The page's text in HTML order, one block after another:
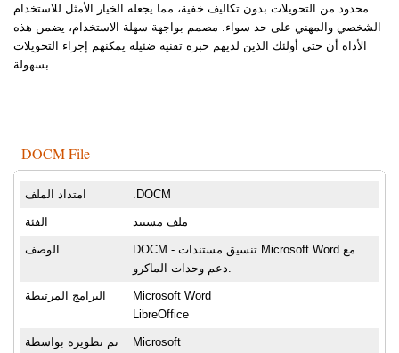
محدود من التحويلات بدون تكاليف خفية، مما يجعله الخيار الأمثل للاستخدام
الشخصي والمهني على حد سواء. مصمم بواجهة سهلة الاستخدام، يضمن هذه
الأداة أن حتى أولئك الذين لديهم خبرة تقنية ضئيلة يمكنهم إجراء التحويلات
بسهولة.
DOCM File
امتداد الملف .DOCM
الفئة ملف مستند
الوصف
DOCM - تنسيق مستندات Microsoft Word مع
دعم وحدات الماكرو.
البرامج المرتبطة
Microsoft Word
LibreOffice
تم تطويره بواسطة Microsoft